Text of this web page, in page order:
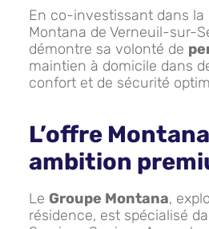
En co-investissant dans la
Montana de Verneuil-sur-
démontre sa volonté de
maintien à domicile dans
confort et de sécurité
L’offre
ambition
Le Groupe Montana,
résidence, est spécialisé